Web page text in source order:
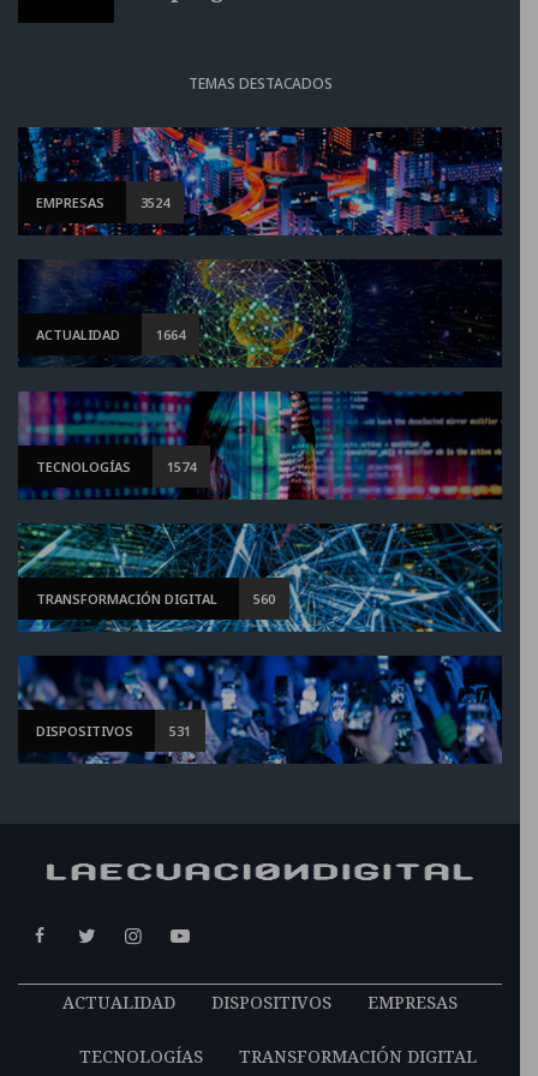
TEMAS DESTACADOS
EMPRESAS 3524
ACTUALIDAD 1664
TECNOLOGÍAS 1574
TRANSFORMACIÓN DIGITAL 560
DISPOSITIVOS 531
ACTUALIDAD DISPOSITIVOS EMPRESAS
TECNOLOGÍAS TRANSFORMACIÓN DIGITAL